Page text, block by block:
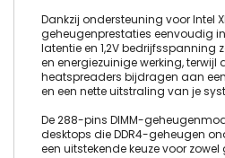
Dankzij ondersteuning voor Intel
geheugenprestaties eenvoudig in
latentie en 1,2V bedrijfsspanning
en energiezuinige werking,
heatspreaders bijdragen aan
en een nette uitstraling van je
De 288-pins DIMM-
desktops die DDR4-geheugen
een uitstekende keuze voor